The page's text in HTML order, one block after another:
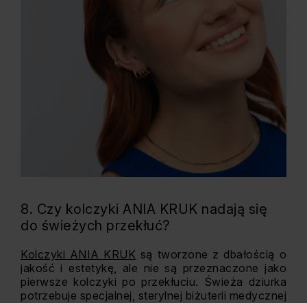
8. Czy kolczyki ANIA KRUK nadają się
do świeżych przekłuć?
Kolczyki ANIA KRUK są tworzone z dbałością o
jakość i estetykę, ale nie są przeznaczone jako
pierwsze kolczyki po przekłuciu. Świeża dziurka
potrzebuje specjalnej, sterylnej biżuterii medycznej